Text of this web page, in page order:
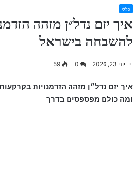
כללי
איך יזם נדל״ן מזהה
להשבחה בישראל
יוני 23, 2026 0
59
איך יזם נדל״ן מזהה הזדמנויות
ומה כולם מפספסים בדרך